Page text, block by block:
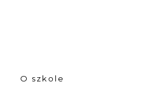
O szkole